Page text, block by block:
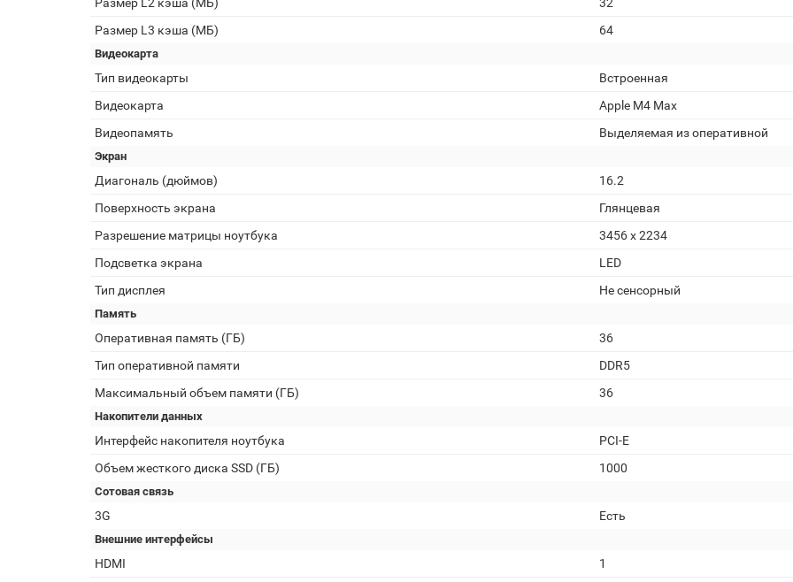
Размер L3 кэша (МБ)
64
Видеокарта
Тип видеокарты
Встроенная
Видеокарта
Apple M4 Max
Видеопамять
Выделяемая из оперативной
Экран
Диагональ (дюймов)
16.2
Поверхность экрана
Глянцевая
Разрешение матрицы ноутбука
3456 x 2234
Подсветка экрана
LED
Тип дисплея
Не сенсорный
Память
Оперативная память (ГБ)
36
Тип оперативной памяти
DDR5
Максимальный объем памяти (ГБ)
36
Накопители данных
Интерфейс накопителя ноутбука
PCI-E
Объем жесткого диска SSD (ГБ)
1000
Сотовая связь
3G Есть
Внешние интерфейсы
HDMI 1